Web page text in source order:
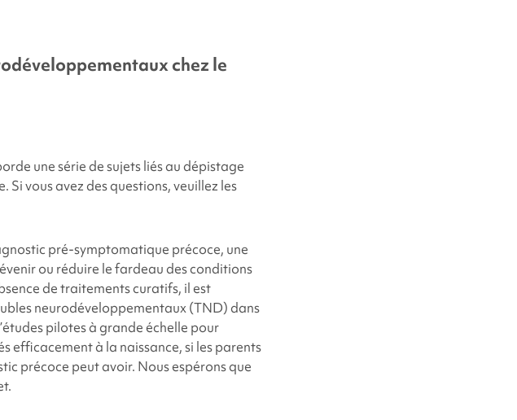
chez le
une série de sujets liés au dépistage
vous avez des questions, veuillez les
pré-symptomatique précoce, une
ou réduire le fardeau des conditions
de traitements curatifs, il est
neurodéveloppementaux (TND) dans
pilotes à grande échelle pour
efficacement à la naissance, si les parents
précoce peut avoir. Nous espérons que